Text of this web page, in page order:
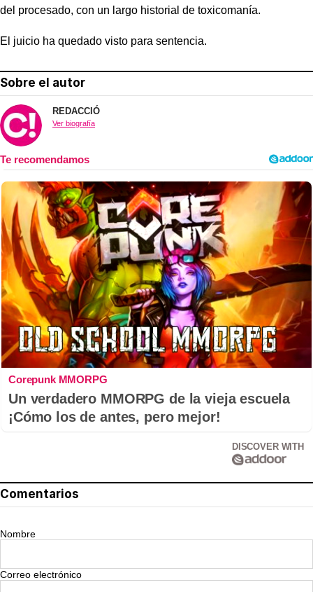
del procesado, con un largo historial de toxicomanía.
El juicio ha quedado visto para sentencia.
Sobre el autor
REDACCIÓ
Ver biografía
Corepunk MMORPG
Un verdadero MMORPG de la vieja escuela
¡Cómo los de antes, pero mejor!
DISCOVER WITH
Comentarios
Nombre
Correo electrónico